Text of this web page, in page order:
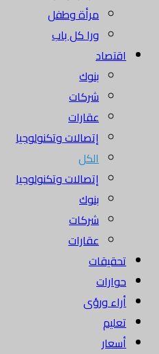
مرأة وطفل
ورا كل باب
اقتصاد
بنوك
شركات
عقارات
إتصالات وتكنولوجيا
الكل
إتصالات وتكنولوجيا
بنوك
شركات
عقارات
تحقيقات
حوارات
أراء ورؤى
تعليم
أسعار